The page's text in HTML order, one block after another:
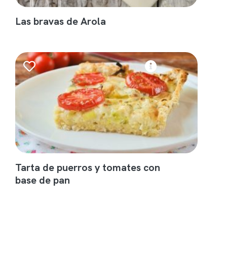
Las bravas de Arola
Tarta de puerros y tomates con
base de pan